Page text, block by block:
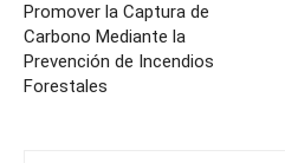
Promover la Captura de
Carbono Mediante la
Prevención de Incendios
Forestales